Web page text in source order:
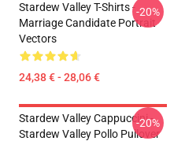
Stardew Valley T-Shirts -
Marriage Candidate Portrait
Vectors
24,38 € - 28,06 €
-20%
Stardew Valley Cappuccini -
Stardew Valley Pollo Pullover
-20%